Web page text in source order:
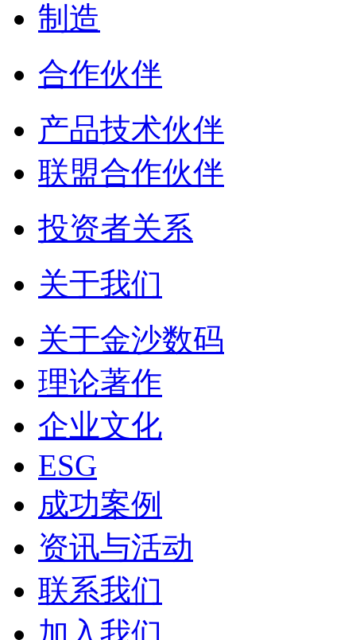
制造
合作伙伴
产品技术伙伴
联盟合作伙伴
投资者关系
关于我们
关于金沙数码
理论著作
企业文化
ESG
成功案例
资讯与活动
联系我们